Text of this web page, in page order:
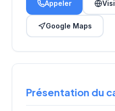
Appeler
Google Maps
Présentation du